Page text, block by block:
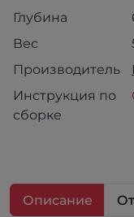
Глубина
Вес
Производитель
Инструкция по
сборке
Описание